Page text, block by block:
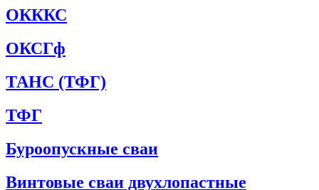
ОКККС
ОКСГф
ТАНС (ТФГ)
ТФГ
Буроопускные сваи
Винтовые сваи двухлопастные